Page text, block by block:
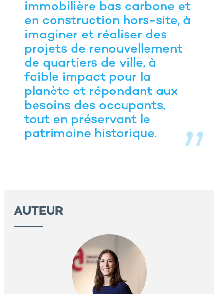
immobilière bas carbone et
en construction hors-site, à
imaginer et réaliser des
projets de renouvellement
de quartiers de ville, à
faible impact pour la
planète et répondant aux
besoins des occupants,
tout en préservant le
patrimoine historique.
AUTEUR